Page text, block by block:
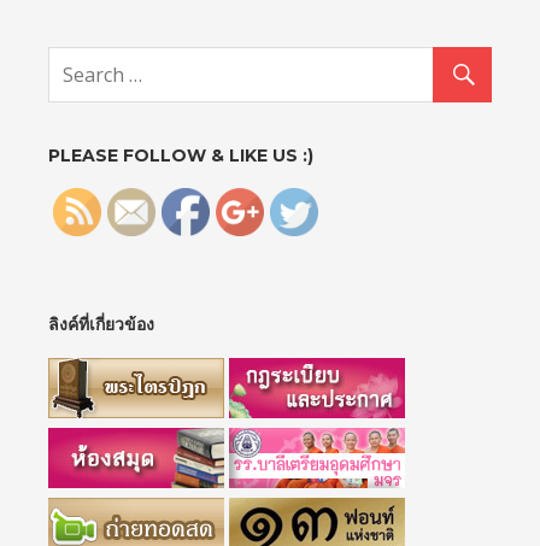
PLEASE FOLLOW & LIKE US :)
day2.mcu.
paged=8"
>
ลิงค์ที่เกี่ยวข้อง